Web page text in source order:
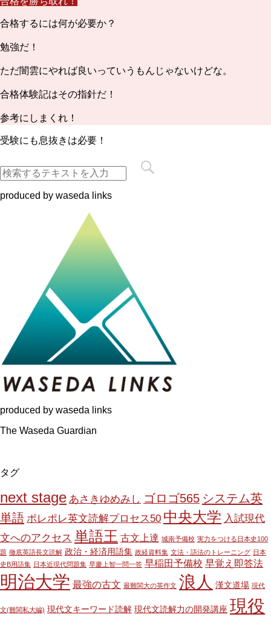
合格するには何が必要か？
勉強だ！
ただ闇雲にやれば良いっていうもんじゃないけどな。
合格体験記はその指針だ！
参考にしまくれ！
受験にも息抜きは必要！
produced by waseda links
produced by waseda links
The Waseda Guardian
タグ
next stage あさきゆめみし ゴロゴ565 システム英
単語 ポレポレ英文読解プロセス50 中央大学 入試現代
文へのアクセス 単語王 古文上達 城南予備校 実力をつける日本史100
題 徹底英語長文読解 政治・経済用語集 政経資料集 文法・語法のトレーニング 日本
史B用語集 日本近現代問題集 早慶上智一問一答 早稲田予備校 早覚え即答法
明治大学 最強の古文 最難関大の英作文 浪人 漢文道場 現代
文(難関私大編) 現代文キーワード読解 現代文読解力の開発講座 現役